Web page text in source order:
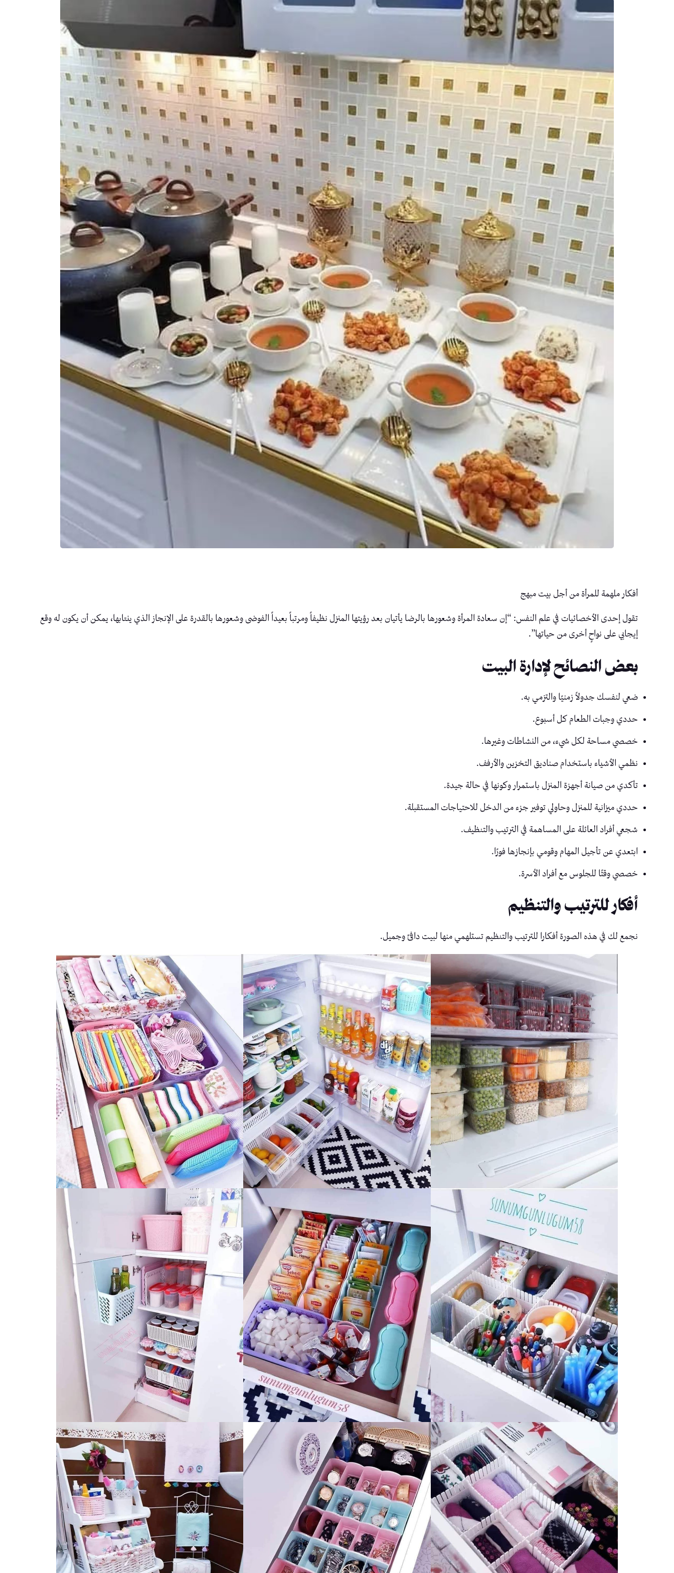
أفكار ملهمة للمرأة من أجل بيت مبهج
تقول إحدى الأخصائيات في علم النفس: “إن سعادة المرأة وشعورها بالرضا يأتيان بعد رؤيتها المنزل نظيفاً ومرتباً بعيداً الفوضى وشعورها بالقدرة على الإنجاز الذي ينتابها، يمكن أن يكون له وقع
إيجابي على نواحٍ أخرى من حياتها”.
بعض النصائح لإدارة البيت
ضعي لنفسك جدولاً زمنيًا والتزمي به.
حددي وجبات الطعام كل أسبوع.
خصصي مساحة لكل شيء، من النشاطات وغيرها.
نظمي الأشياء باستخدام صناديق التخزين والأرفف.
تأكدي من صيانة أجهزة المنزل باستمرار وكونها في حالة جيدة.
حددي ميزانية للمنزل وحاولي توفير جزء من الدخل للاحتياجات المستقبلة.
شجعي أفراد العائلة على المساهمة في الترتيب والتنظيف.
ابتعدي عن تأجيل المهام وقومي بإنجازها فورًا.
خصصي وقتًا للجلوس مع أفراد الأسرة.
أفكار للترتيب والتنظيم
نجمع لك في هذه الصورة أفكارا للترتيب والتنظيم تستلهمي منها لبيت دافئ وجميل.